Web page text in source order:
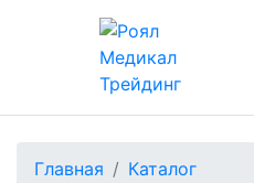
Главная
Каталог